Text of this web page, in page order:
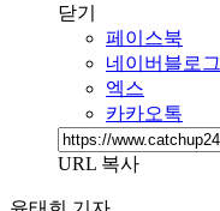
닫기
페이스북
네이버블로그
엑스
카카오톡
URL 복사